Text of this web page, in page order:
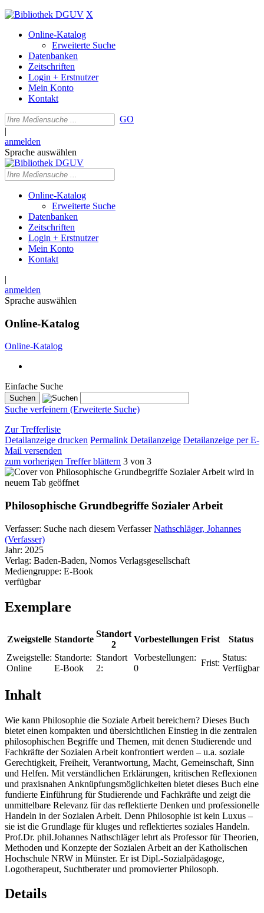
X
Online-Katalog
Erweiterte Suche
Datenbanken
Zeitschriften
Login + Erstnutzer
Mein Konto
Kontakt
GO
|
anmelden
Sprache auswählen
Online-Katalog
Erweiterte Suche
Datenbanken
Zeitschriften
Login + Erstnutzer
Mein Konto
Kontakt
|
anmelden
Sprache auswählen
Online-Katalog
Online-Katalog
Einfache Suche
Suche verfeinern (Erweiterte Suche)
Zur Trefferliste
Detailanzeige drucken Permalink Detailanzeige Detailanzeige per E-
Mail versenden
zum vorherigen Treffer blättern 3 von 3
wird in
neuem Tab geöffnet
Philosophische Grundbegriffe Sozialer Arbeit
Verfasser: Suche nach diesem Verfasser Nathschläger, Johannes
(Verfasser)
Jahr: 2025
Verlag: Baden-Baden, Nomos Verlagsgesellschaft
Mediengruppe: E-Book
verfügbar
Exemplare
Zweigstelle Standorte
Standort
2
Vorbestellungen Frist
Status
Zweigstelle:
Online
Standorte:
E-Book
Standort
2:
Vorbestellungen:
0
Frist:
Status:
Verfügbar
Inhalt
Wie kann Philosophie die Soziale Arbeit bereichern? Dieses Buch
bietet einen kompakten und übersichtlichen Einstieg in die zentralen
philosophischen Begriffe und Themen, mit denen Studierende und
Fachkräfte der Sozialen Arbeit konfrontiert werden – u.a. soziale
Gerechtigkeit, Freiheit, Verantwortung, Macht, Gemeinschaft, Sinn
und Helfen. Mit verständlichen Erklärungen, kritischen Reflexionen
und praxisnahen Anknüpfungsmöglichkeiten bietet dieses Buch eine
fundierte Einführung für Studierende und Fachkräfte und zeigt die
unmittelbare Relevanz für das reflektierte Denken und professionelle
Handeln in der Sozialen Arbeit. Denn Philosophie ist kein Luxus –
sie ist die Grundlage für kluges und reflektiertes soziales Handeln.
Prof.Dr. phil.Johannes Nathschläger lehrt als Professor für Theorien,
Methoden und Konzepte der Sozialen Arbeit an der Katholischen
Hochschule NRW in Münster. Er ist Dipl.-Sozialpädagoge,
Logotherapeut, Suchtberater und promovierter Philosoph.
Details